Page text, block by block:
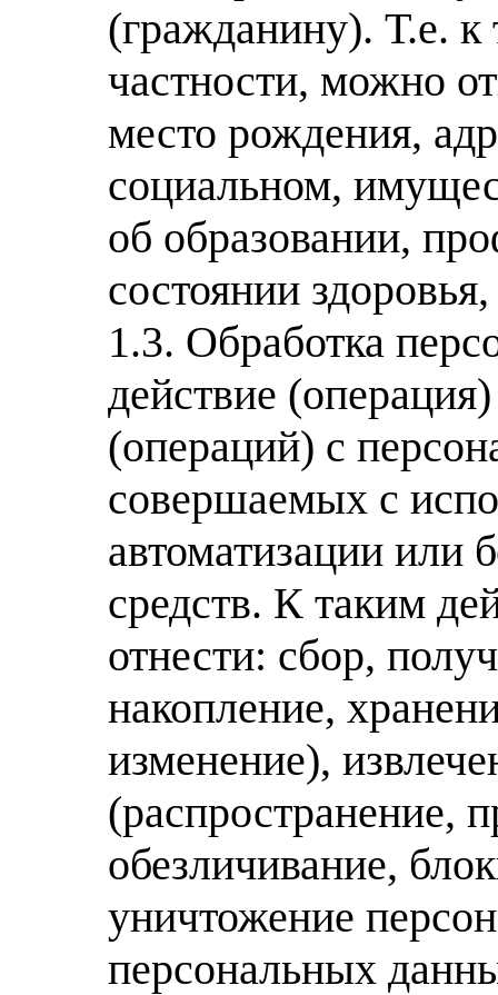
(гражданину). Т.е.
частности, можно
место рождения,
социальном,
об образовании,
состоянии
1.3. Обработка
действие
(операций) с
совершаемых с
автоматизации или
средств. К таким
отнести: сбор,
накопление,
изменение),
(распространение,
обезличивание,
уничтожение
персональных